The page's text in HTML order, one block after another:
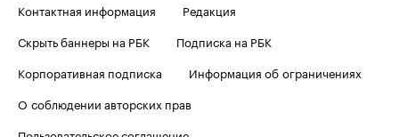
Контактная информация
Редакция
Скрыть баннеры на РБК
Подписка на РБК
Корпоративная подписка
Информация об ограничениях
О соблюдении авторских прав